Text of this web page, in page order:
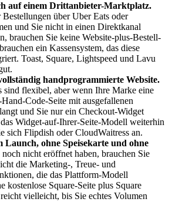
auf einem Drittanbieter-Marktplatz.
über Uber Eats oder
und Sie nicht in einen Direktkanal
brauchen Sie keine Website-plus-Bestell-
ein Kassensystem, das diese
Toast, Square, Lightspeed und Lavu
handprogrammierte Website.
sind flexibel, aber wenn Ihre Marke eine
Code-Seite mit ausgefallenen
und Sie nur ein Checkout-Widget
Widget-auf-Ihrer-Seite-Modell weiterhin
sich Flipdish oder CloudWaitress an.
Launch, ohne Speisekarte und ohne
noch nicht eröffnet haben, brauchen Sie
die Marketing-, Treue- und
die das Plattform-Modell
kostenlose Square-Seite plus Square
vielleicht, bis Sie echtes Volumen